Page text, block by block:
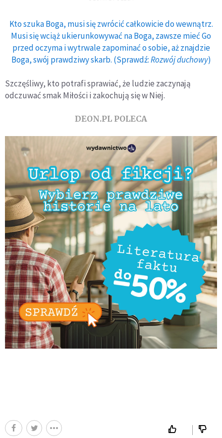
Kto szuka Boga, musi się zwrócić całkowicie do wewnątrz.
Musi się wciąż ukierunkowywać na Boga, zawsze mieć Go
przed oczyma i wytrwale zapominać o sobie, aż znajdzie
Boga, swój prawdziwy skarb. (Sprawdź:Rozwój duchowy)
Szczęśliwy, kto potrafi sprawiać, że ludzie zaczynają
odczuwać smak Miłości i zakochują się w Niej.
DEON.PL POLECA